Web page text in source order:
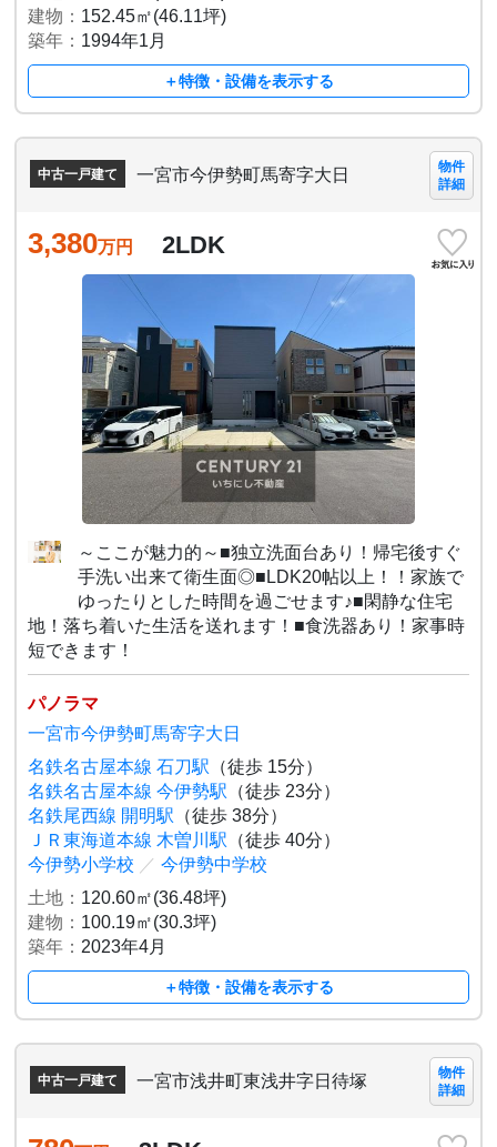
建物： 152.45㎡(46.11坪)
築年： 1994年1月
＋特徴・設備を表示する
中古一戸建て 一宮市今伊勢町馬寄字大日
物件
詳細
3,380万円 2LDK
～ここが魅力的～■独立洗面台あり！帰宅後すぐ
手洗い出来て衛生面◎■LDK20帖以上！！家族で
ゆったりとした時間を過ごせます♪■閑静な住宅
地！落ち着いた生活を送れます！■食洗器あり！家事時
短できます！
パノラマ
一宮市今伊勢町馬寄字大日
名鉄名古屋本線 石刀駅 （徒歩 15分）
名鉄名古屋本線 今伊勢駅 （徒歩 23分）
名鉄尾西線 開明駅 （徒歩 38分）
ＪＲ東海道本線 木曽川駅 （徒歩 40分）
今伊勢小学校 ／ 今伊勢中学校
土地： 120.60㎡(36.48坪)
建物： 100.19㎡(30.3坪)
築年： 2023年4月
＋特徴・設備を表示する
中古一戸建て 一宮市浅井町東浅井字日待塚
物件
詳細